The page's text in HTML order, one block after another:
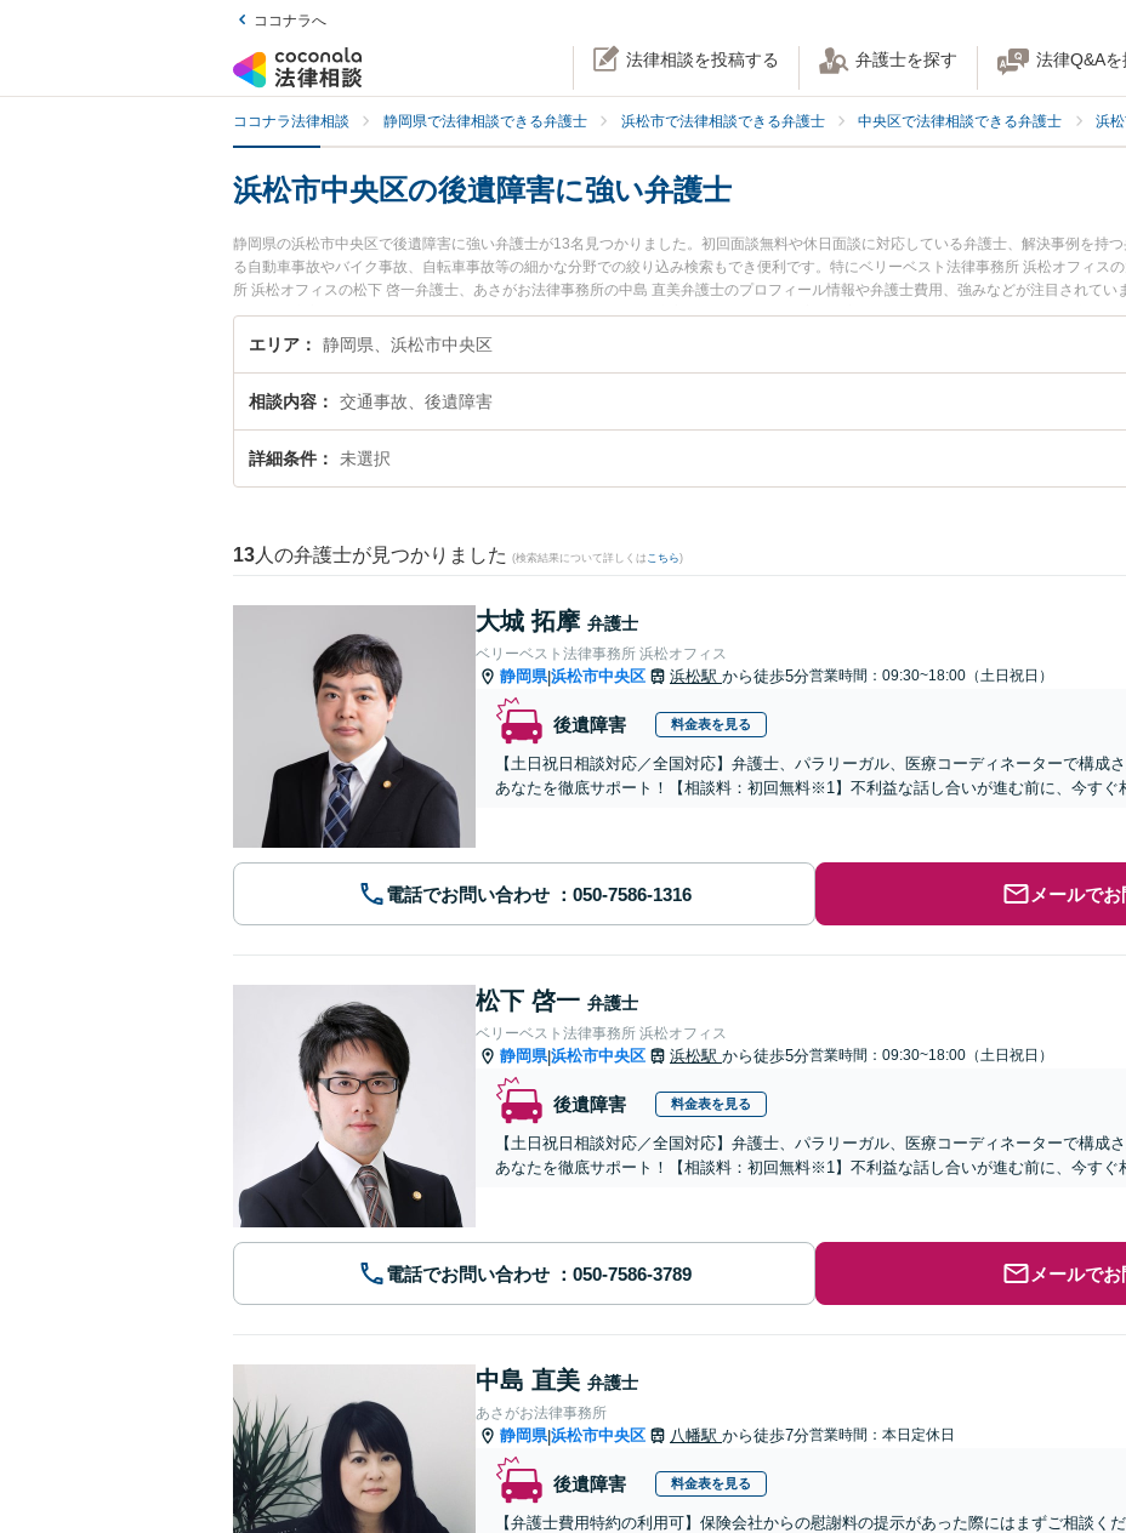
ココナラへ
法律相談を投稿する 弁護士を探す 法律Q&Aを
ココナラ法律相談 静岡県で法律相談できる弁護士 浜松市で法律相談できる弁護士 中央区で法律相談できる弁護士 浜
浜松市中央区の後遺障害に強い弁護士
静岡県の浜松市中央区で後遺障害に強い弁護士が13名見つかりました。初回面談無料や休日面談に対応している弁護士、解決事例を持
る自動車事故やバイク事故、自転車事故等の細かな分野での絞り込み検索もでき便利です。特にベリーベスト法律事務所 浜松オフィス
所 浜松オフィスの松下 啓一弁護士、あさがお法律事務所の中島 直美弁護士のプロフィール情報や弁護士費用、強みなどが注目されて
した後遺障害のトラブルを今すぐに弁護士に相談したい』『後遺障害のトラブル解決の実績豊富な近くの弁護士を検索したい』『初回
中央区内の弁護士に相談予約したい』などでお困りの相談者さんにおすすめです。
エリア 静岡県、浜松市中央区
相談内容 交通事故、後遺障害
詳細条件 未選択
13 人の弁護士が見つかりました (検索結果について詳しくは こちら)
大城 拓摩 弁護士
ベリーベスト法律事務所 浜松オフィス
静岡県|浜松市中央区 浜松駅 から徒歩5分営業時間：09:30~18:00（土日祝日）
後遺障害 料金表を見る
【土日祝日相談対応／全国対応】弁護士、パラリーガル、医療コーディネーターで構成
あなたを徹底サポート！【相談料：初回無料※1】不利益な話し合いが進む前に、今すぐ
電話でお問い合わせ メールで
松下 啓一 弁護士
ベリーベスト法律事務所 浜松オフィス
静岡県|浜松市中央区 浜松駅 から徒歩5分営業時間：09:30~18:00（土日祝日）
後遺障害 料金表を見る
【土日祝日相談対応／全国対応】弁護士、パラリーガル、医療コーディネーターで構成
あなたを徹底サポート！【相談料：初回無料※1】不利益な話し合いが進む前に、今すぐ
電話でお問い合わせ メールで
中島 直美 弁護士
あさがお法律事務所
静岡県|浜松市中央区 八幡駅 から徒歩7分営業時間：本日定休日
後遺障害 料金表を見る
【弁護士費用特約の利用可】保険会社からの慰謝料の提示があった際にはまずご相談く